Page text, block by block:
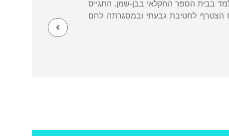
בבית הספר החקלאי בבן-שמן. התגייס
הצטרף לחטיבת גבעתי ובמסגרתה לחם